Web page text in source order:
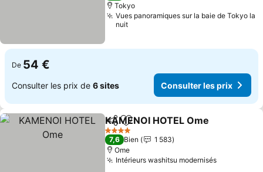
Tokyo
Vues panoramiques sur la baie de Tokyo la
nuit
De 54 €
Consulter les prix de 6 sites Consulter les prix
PartagerAjouter à mes favoris
KAMENOI HOTEL Ome
4 Étoiles
7,6 Bien
1 583
Ome
Intérieurs washitsu modernisésConsulter